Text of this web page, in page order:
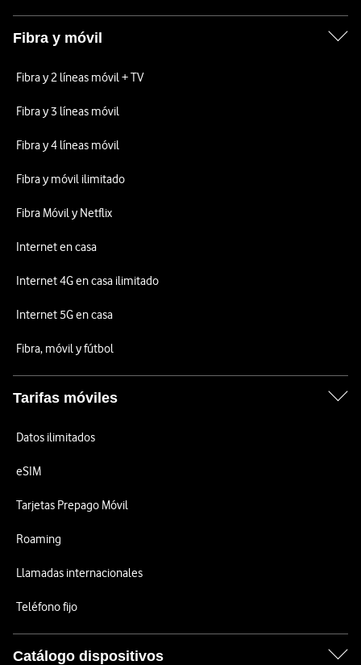
Fibra y móvil
Fibra y 2 líneas móvil + TV
Fibra y 3 líneas móvil
Fibra y 4 líneas móvil
Fibra y móvil ilimitado
Fibra Móvil y Netflix
Internet en casa
Internet 4G en casa ilimitado
Internet 5G en casa
Fibra, móvil y fútbol
Tarifas móviles
Datos ilimitados
eSIM
Tarjetas Prepago Móvil
Roaming
Llamadas internacionales
Teléfono fijo
Catálogo dispositivos